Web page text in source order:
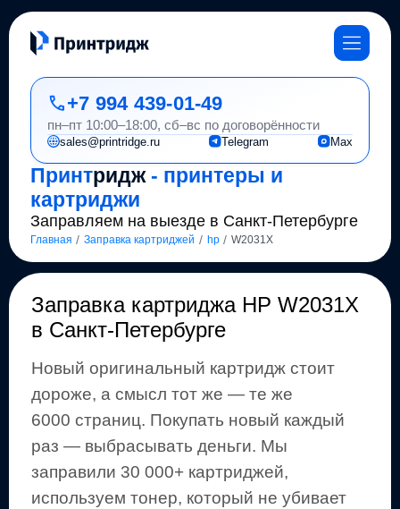
Принтридж- принтеры и
картриджи
Заправляем на выезде в Санкт-Петербурге
Главная / Заправка картриджей / hp / W2031X
+7 994 439-01-49
пн–пт 10:00–18:00, сб–вс по договорённости
sales@printridge.ru Telegram Max
Заправка картриджа HP W2031X
в Санкт-Петербурге
Новый оригинальный картридж стоит
дороже, а смысл тот же — те же
6000 страниц. Покупать новый каждый
раз — выбрасывать деньги. Мы
заправили 30 000+ картриджей,
используем тонер, который не убивает